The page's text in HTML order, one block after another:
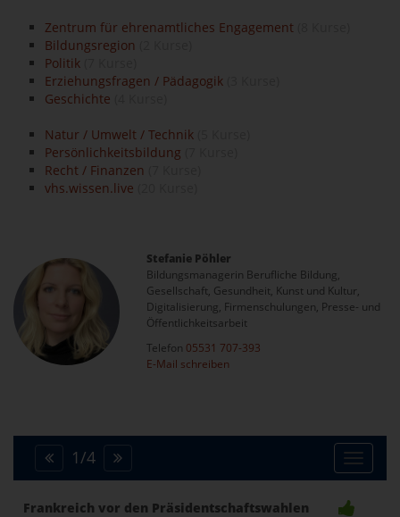
Zentrum für ehrenamtliches Engagement
Bildungsregion
Politik
Erziehungsfragen / Pädagogik
Geschichte
Natur / Umwelt / Technik
Persönlichkeitsbildung
Recht / Finanzen
vhs.wissen.live
Stefanie Pöhler
Bildungsmanagerin Berufliche Bildung,
Gesellschaft, Gesundheit, Kunst und Kultur,
Digitalisierung, Firmenschulungen, Presse- und
Öffentlichkeitsarbeit
Telefon 05531 707-393
E-Mail schreiben
Toggle
1/4
Frankreich vor den Präsidentschaftswahlen